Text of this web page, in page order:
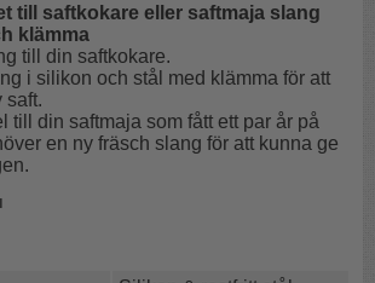
till saftkokare eller saftmaja slang
klämma
till din saftkokare.
i silikon och stål med klämma för att
saft.
till din saftmaja som fått ett par år på
en ny fräsch slang för att kunna ge
förstärkt avtappning